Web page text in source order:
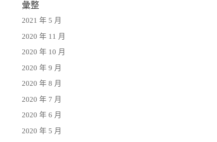
彙整
2021 年 5 月
2020 年 11 月
2020 年 10 月
2020 年 9 月
2020 年 8 月
2020 年 7 月
2020 年 6 月
2020 年 5 月